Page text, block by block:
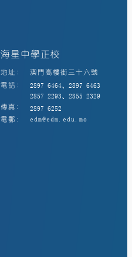
海星中學正校
地址:
澳門高樓街三十六號
電話:
2897 6464、2897 6463
2857 2293、2855 2329
傳真:
2897 6252
電郵:
edm@edm.edu.mo